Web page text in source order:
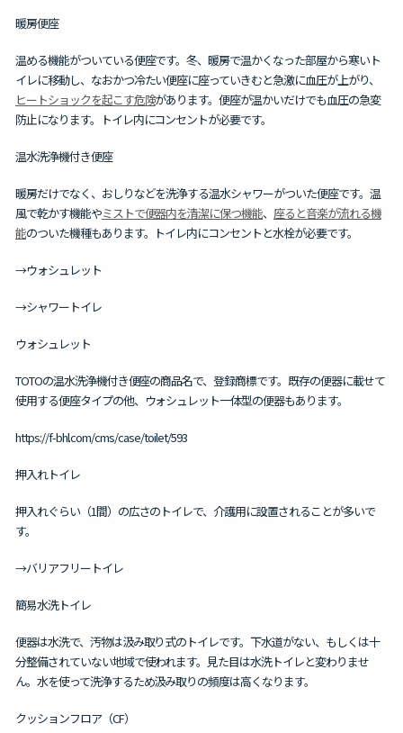
暖房便座
温める機能がついている便座です。冬、暖房で温かくなった部屋から寒いト
イレに移動し、なおかつ冷たい便座に座っていきむと急激に血圧が上がり、
ヒートショックを起こす危険があります。便座が温かいだけでも血圧の急変
防止になります。トイレ内にコンセントが必要です。
温水洗浄機付き便座
暖房だけでなく、おしりなどを洗浄する温水シャワーがついた便座です。温
風で乾かす機能やミストで便器内を清潔に保つ機能、 座ると音楽が流れる機
能のついた機種もあります。トイレ内にコンセントと水栓が必要です。
→ウォシュレット
→シャワートイレ
ウォシュレット
TOTOの温水洗浄機付き便座の商品名で、登録商標です。既存の便器に載せて
使用する便座タイプの他、ウォシュレット一体型の便器もあります。
https://f-bhl.com/cms/case/toilet/593
押入れトイレ
押入れぐらい（1間）の広さのトイレで、介護用に設置されることが多いで
す。
→バリアフリートイレ
簡易水洗トイレ
便器は水洗で、汚物は汲み取り式のトイレです。下水道がない、もしくは十
分整備されていない地域で使われます。見た目は水洗トイレと変わりませ
ん。水を使って洗浄するため汲み取りの頻度は高くなります。
クッションフロア（CF）